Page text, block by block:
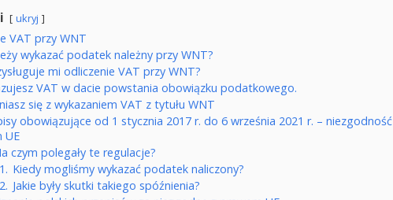
ukryj
VAT przy WNT
wykazać podatek należny przy WNT?
mi odliczenie VAT przy WNT?
VAT w dacie powstania obowiązku podatkowego.
się z wykazaniem VAT z tytułu WNT
obowiązujące od 1 stycznia 2017 r. do 6 września 2021 r. – niezgodność
UE
czym polegały te regulacje?
Kiedy mogliśmy wykazać podatek naliczony?
Jakie były skutki takiego spóźnienia?